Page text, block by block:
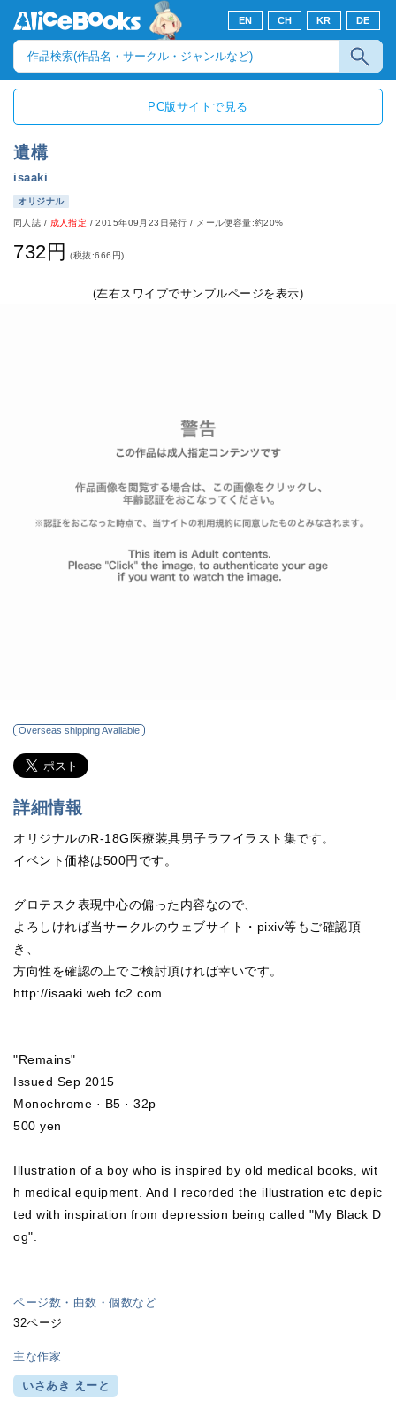
EN CH KR DE
PC版サイトで見る
遺構
isaaki
オリジナル
同人誌 / 成人指定 /2015年09月23日発行 / メール便容量:約20%
732円 (税抜:666円)
(左右スワイプでサンプルページを表示)
Overseas shipping Available
詳細情報
オリジナルのR-18G医療装具男子ラフイラスト集です。
イベント価格は500円です。
グロテスク表現中心の偏った内容なので、
よろしければ当サークルのウェブサイト・pixiv等もご確認頂
き、
方向性を確認の上でご検討頂ければ幸いです。
http://isaaki.web.fc2.com
"Remains"
Issued Sep 2015
Monochrome · B5 · 32p
500 yen
Illustration of a boy who is inspired by old medical books, wit
h medical equipment. And I recorded the illustration etc depic
ted with inspiration from depression being called "My Black D
og".
ページ数・曲数・個数など
32ページ
主な作家
いさあき えーと